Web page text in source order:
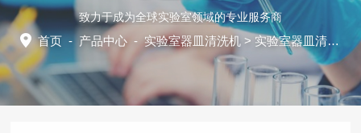
致力于成为全球实验室领域的专业服务商
首页 - 产品中心 -实验室器皿清洗机 > 实验室器皿清洗机CTLW-320